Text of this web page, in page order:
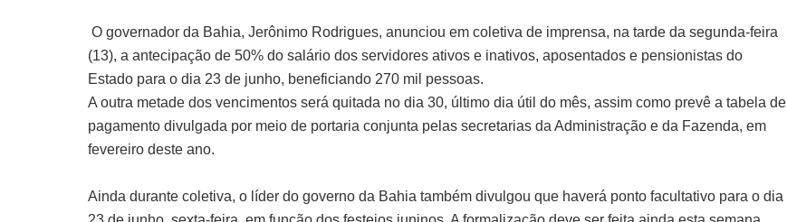
O governador da Bahia, Jerônimo Rodrigues, anunciou em coletiva de imprensa, na tarde da segunda-feira
(13), a antecipação de 50% do salário dos servidores ativos e inativos, aposentados e pensionistas do
Estado para o dia 23 de junho, beneficiando 270 mil pessoas.
A outra metade dos vencimentos será quitada no dia 30, último dia útil do mês, assim como prevê a tabela de
pagamento divulgada por meio de portaria conjunta pelas secretarias da Administração e da Fazenda, em
fevereiro deste ano.
Ainda durante coletiva, o líder do governo da Bahia também divulgou que haverá ponto facultativo para o dia